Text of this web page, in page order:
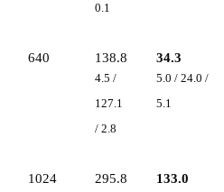
0.1
640 138.8
4.5 /
127.1
/ 2.8
34.3
5.0 / 24.0 /
5.1
1024 295.8 133.0